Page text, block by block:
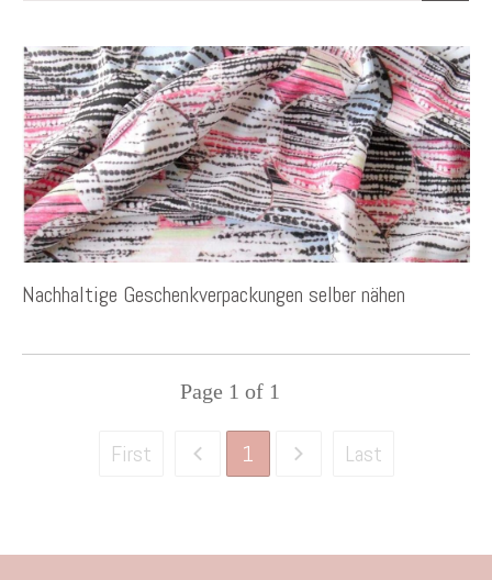
Nachhaltige Geschenkverpackungen selber nähen
Page 1 of 1
First 1 Last